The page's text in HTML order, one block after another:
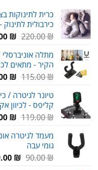
כרית לתינוקות
כירבולית לתינוק - 60 סמ'
220.00₪
היה:
₪.
₪
מתלה
הקיר - מתאים
115.00₪
היה:
₪.
₪
טיונר לגיטרה /
קליפס - לכיוון
119.00₪
היה:
₪
מעמד לגיטרה
גומי עבה
90.00₪
המחיר
₪